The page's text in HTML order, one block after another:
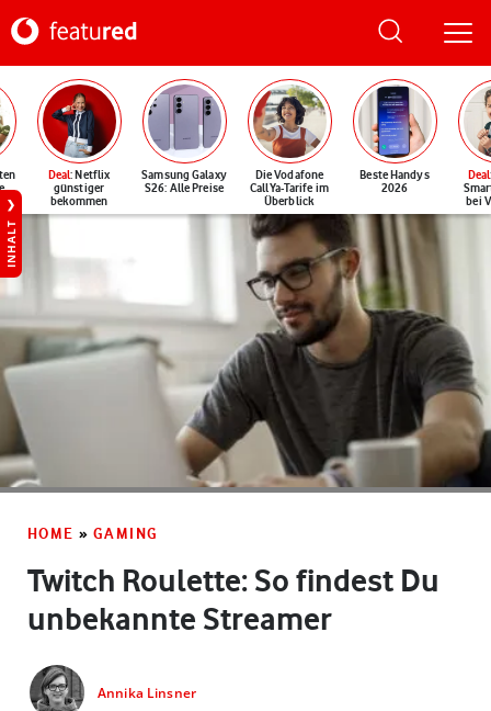
Deal: Netflix
günstiger
bekommen
Samsung Galaxy
S26: Alle Preise
Die Vodafone
CallYa-Tarife im
Überblick
Beste Handys
2026
Deal
bei
INHALT
HOME » GAMING
Twitch Roulette: So findest Du
unbekannte Streamer
Annika Linsner